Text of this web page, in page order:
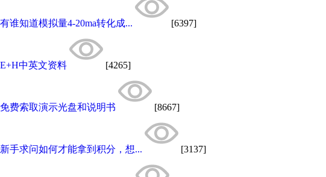
有谁知道模拟量4-20ma转化成... [6397]
E+H中英文资料 [4265]
免费索取演示光盘和说明书 [8667]
新手求问如何才能拿到积分，想... [3137]